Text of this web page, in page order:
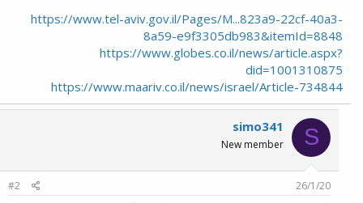
https://www.tel-aviv.gov.il/Pages/M...823a9-22cf-40a3-
8a59-e9f3305db983&itemId=8848
https://www.globes.co.il/news/article.aspx?
did=1001310875
https://www.maariv.co.il/news/israel/Article-734844
S
simo341
New member
26/1/20
#2